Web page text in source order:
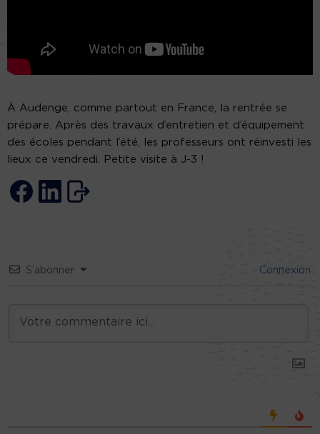
À Audenge, comme partout en France, la rentrée se
prépare. Après des travaux d’entretien et d’équipement
des écoles pendant l’été, les professeurs ont réinvesti les
lieux ce vendredi. Petite visite à J-3 !
S’abonner Connexion